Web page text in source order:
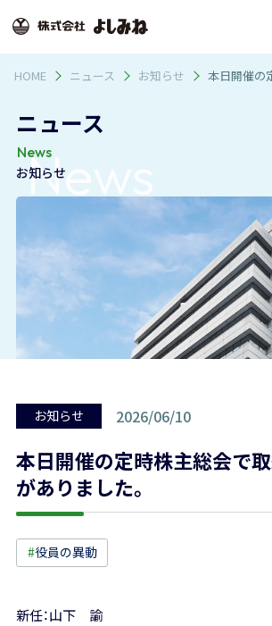
HOME ニュース お知らせ 本日開催の
ニュース
News
お知らせ
News
お知らせ 2026/06/10
本日開催の定時株主総会で
がありました。
#役員の異動
新任：山下 諭